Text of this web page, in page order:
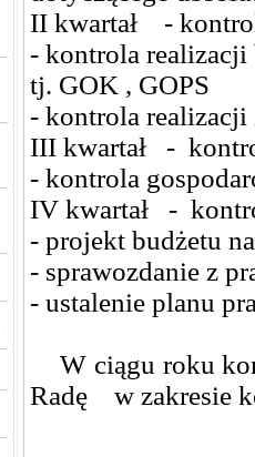
II kwartał -
- kontrola
tj. GOK , GOPS
- kontrola
III kwartał -
- kontrola
IV kwartał -
- projekt budżetu
- sprawozdanie z
- ustalenie planu
W ciągu roku
Radę w zakresie